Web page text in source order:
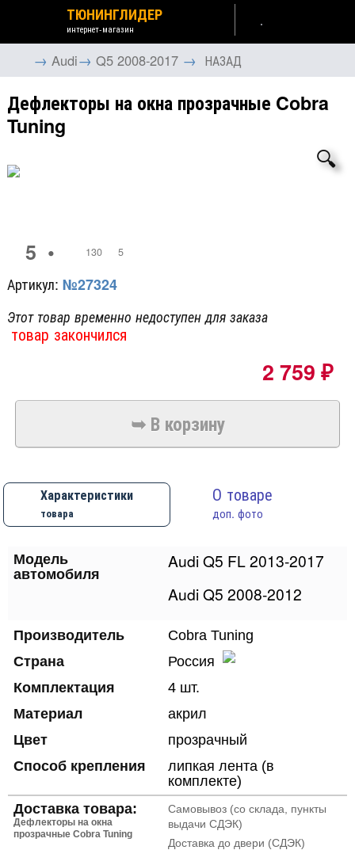
ТЮНИНГЛИДЕР
интернет-магазин
→ Audi→ Q5 2008-2017→ НАЗАД
Дефлекторы на окна прозрачные Cobra
Tuning
🔍
5 • 130 5
Артикул: №27324
Этот товар временно недоступен для заказа
товар закончился
2 759₽
Характеристики
товара
О товаре
доп. фото
Модель
автомобиля
Audi Q5 FL 2013-2017
Audi Q5 2008-2012
Производитель
Cobra Tuning
Страна
Россия
Комплектация
4 шт.
Материал
акрил
Цвет
прозрачный
Способ крепления
липкая лента (в
комплекте)
Доставка товара:
Дефлекторы на окна
прозрачные Cobra Tuning
Самовывоз (со склада, пункты
выдачи СДЭК)
Доставка до двери (СДЭК)